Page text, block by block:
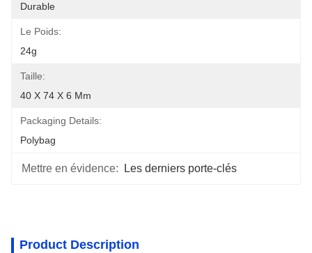
Durable
Le Poids:
24g
Taille:
40 X 74 X 6 Mm
Packaging Details:
Polybag
Mettre en évidence: Les derniers porte-clés
Product Description